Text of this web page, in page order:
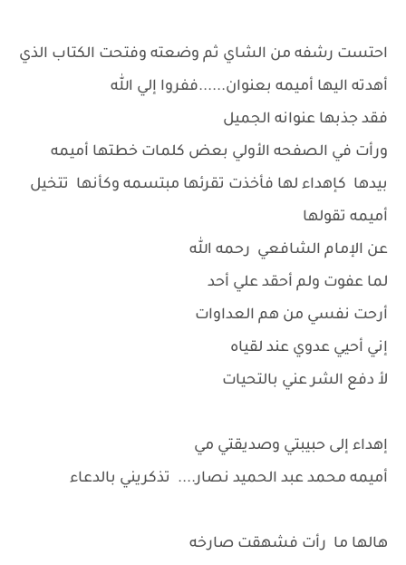
احتست رشفه من الشاي ثم وضعته وفتحت الكتاب الذي
أهدته اليها أميمه بعنوان......ففروا إلي الله
فقد جذبها عنوانه الجميل
ورأت في الصفحه الأولي بعض كلمات خطتها أميمه
بيدها كإهداء لها فأخذت تقرئها مبتسمه وكأنها تتخيل
أميمه تقولها
عن الإمام الشافعي رحمه الله
لما عفوت ولم أحقد علي أحد
أرحت نفسي من هم العداوات
إني أحيي عدوي عند لقياه
لأ دفع الشر عني بالتحيات
إهداء إلى حبيبتي وصديقتي مي
أميمه محمد عبد الحميد نصار.... تذكريني بالدعاء
هالها ما رأت فشهقت صارخه